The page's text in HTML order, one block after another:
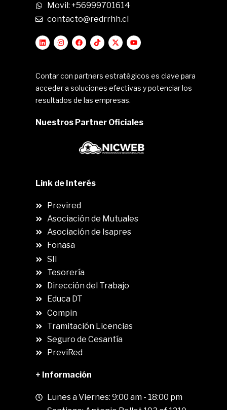
Movil: +56999701614
contacto@redrrhh.cl
Contar con partners estratégicos es clave para
acceder a soluciones efectivas y potenciar los
resultados de las empresas.
Nuestros Partner Oficiales
Link de Interés
Previred
Asociación de Mutuales
Asociación de Isapres
Fonasa
SII
Tesorería
Dirección del Trabajo
Educa DT
Compin
Tramitación Licencias
Seguro de Cesantía
PreviRed
+ Información
Lunes a Viernes: 9:00 am - 18:00 pm